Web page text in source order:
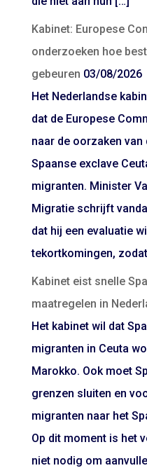
Kabinet: Europese
onderzoeken hoe
gebeuren 03/08/2026
Het Nederlandse
dat de Europese
naar de oorzaken
Spaanse exclave
migranten. Minister
Migratie schrijft
dat hij een evaluatie
tekortkomingen,
Kabinet eist snelle
maatregelen in
Het kabinet wil dat
migranten in Ceuta
Marokko. Ook moet
grenzen sluiten en
migranten naar het
Op dit moment is het
niet nodig om